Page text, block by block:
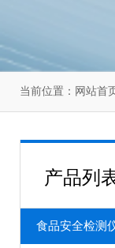
当前位置： 网站首
产品列
食品安全检测